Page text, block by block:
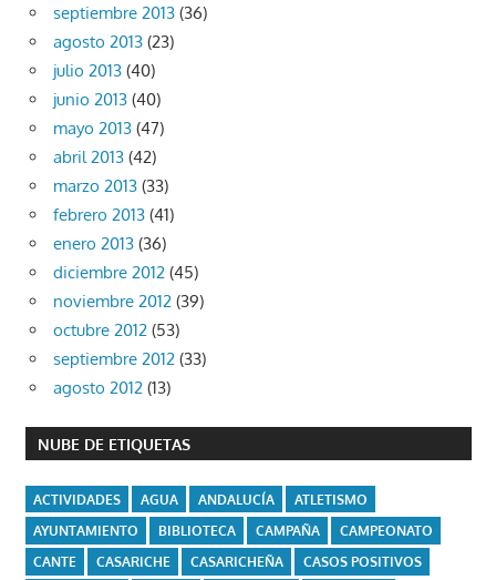
septiembre 2013 (36)
agosto 2013 (23)
julio 2013 (40)
junio 2013 (40)
mayo 2013 (47)
abril 2013 (42)
marzo 2013 (33)
febrero 2013 (41)
enero 2013 (36)
diciembre 2012 (45)
noviembre 2012 (39)
octubre 2012 (53)
septiembre 2012 (33)
agosto 2012 (13)
NUBE DE ETIQUETAS
ACTIVIDADES AGUA ANDALUCÍA
ATLETISMO
AYUNTAMIENTO
BIBLIOTECA CAMPAÑA
CAMPEONATO
CANTE
CASARICHE CASARICHEÑA
CASOS POSITIVOS